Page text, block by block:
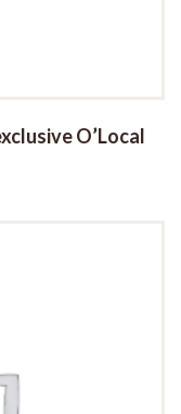
O’Local